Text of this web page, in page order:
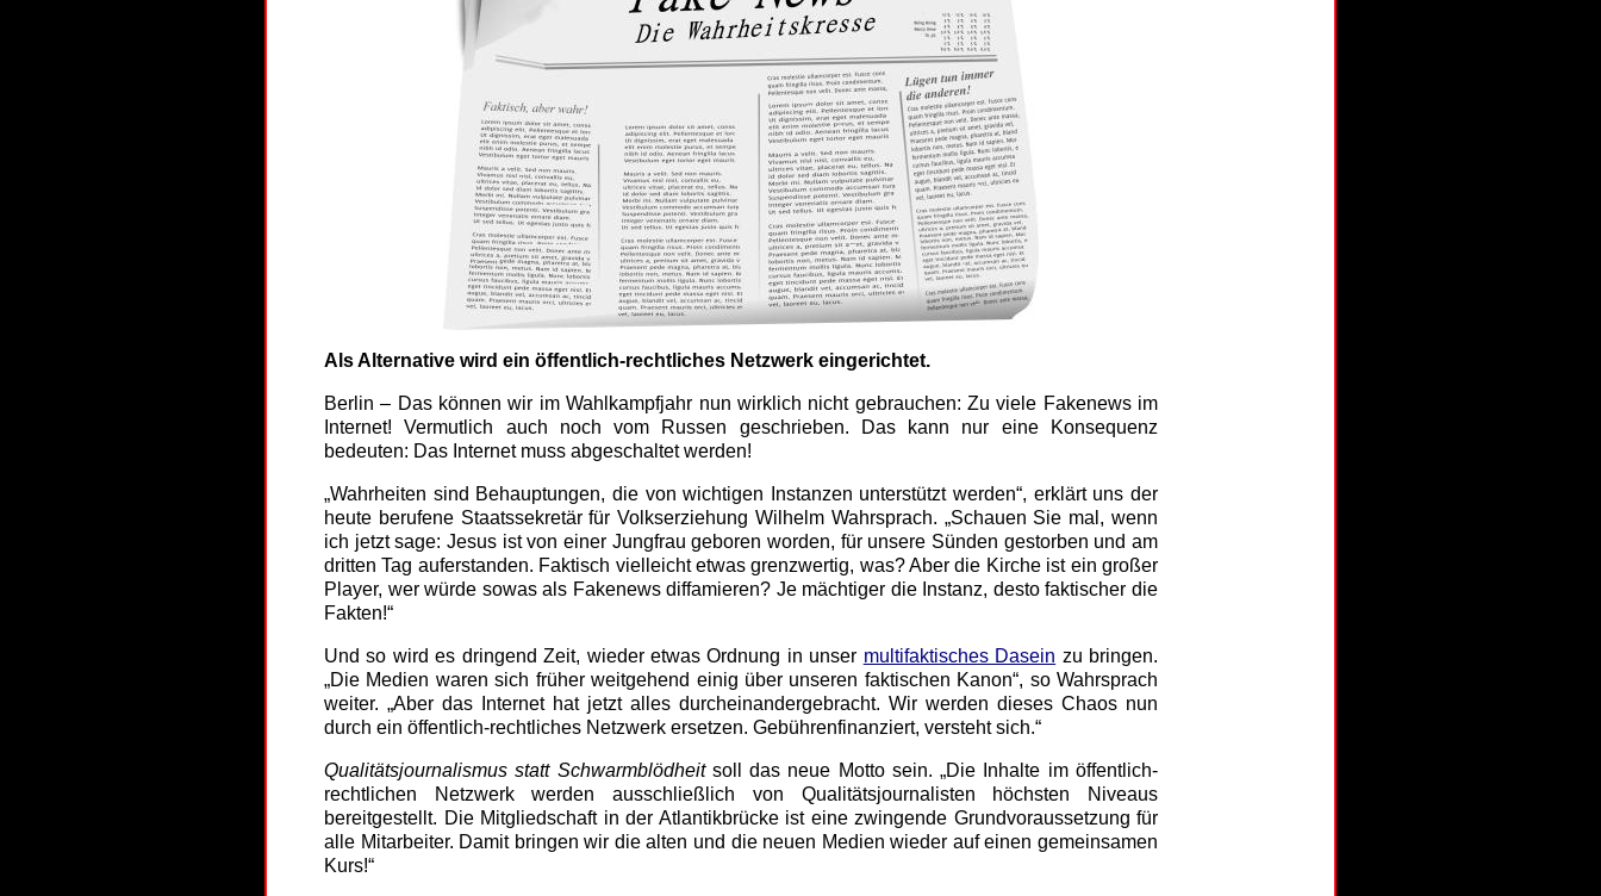
Als Alternative wird ein öffentlich-rechtliches Netzwerk eingerichtet.
Berlin – Das können wir im Wahlkampfjahr nun wirklich nicht gebrauchen: Zu viele Fakenews im
Internet! Vermutlich auch noch vom Russen geschrieben. Das kann nur eine Konsequenz
bedeuten: Das Internet muss abgeschaltet werden!
„Wahrheiten sind Behauptungen, die von wichtigen Instanzen unterstützt werden“, erklärt uns der
heute berufene Staatssekretär für Volkserziehung Wilhelm Wahrsprach. „Schauen Sie mal, wenn
ich jetzt sage: Jesus ist von einer Jungfrau geboren worden, für unsere Sünden gestorben und am
dritten Tag auferstanden. Faktisch vielleicht etwas grenzwertig, was? Aber die Kirche ist ein großer
Player, wer würde sowas als Fakenews diffamieren? Je mächtiger die Instanz, desto faktischer die
Fakten!“
Und so wird es dringend Zeit, wieder etwas Ordnung in unser multifaktisches Dasein zu bringen.
„Die Medien waren sich früher weitgehend einig über unseren faktischen Kanon“, so Wahrsprach
weiter. „Aber das Internet hat jetzt alles durcheinandergebracht. Wir werden dieses Chaos nun
durch ein öffentlich-rechtliches Netzwerk ersetzen. Gebührenfinanziert, versteht sich.“
Qualitätsjournalismus statt Schwarmblödheitsoll das neue Motto sein. „Die Inhalte im öffentlich-
rechtlichen Netzwerk werden ausschließlich von Qualitätsjournalisten höchsten Niveaus
bereitgestellt. Die Mitgliedschaft in der Atlantikbrücke ist eine zwingende Grundvoraussetzung für
alle Mitarbeiter. Damit bringen wir die alten und die neuen Medien wieder auf einen gemeinsamen
Kurs!“